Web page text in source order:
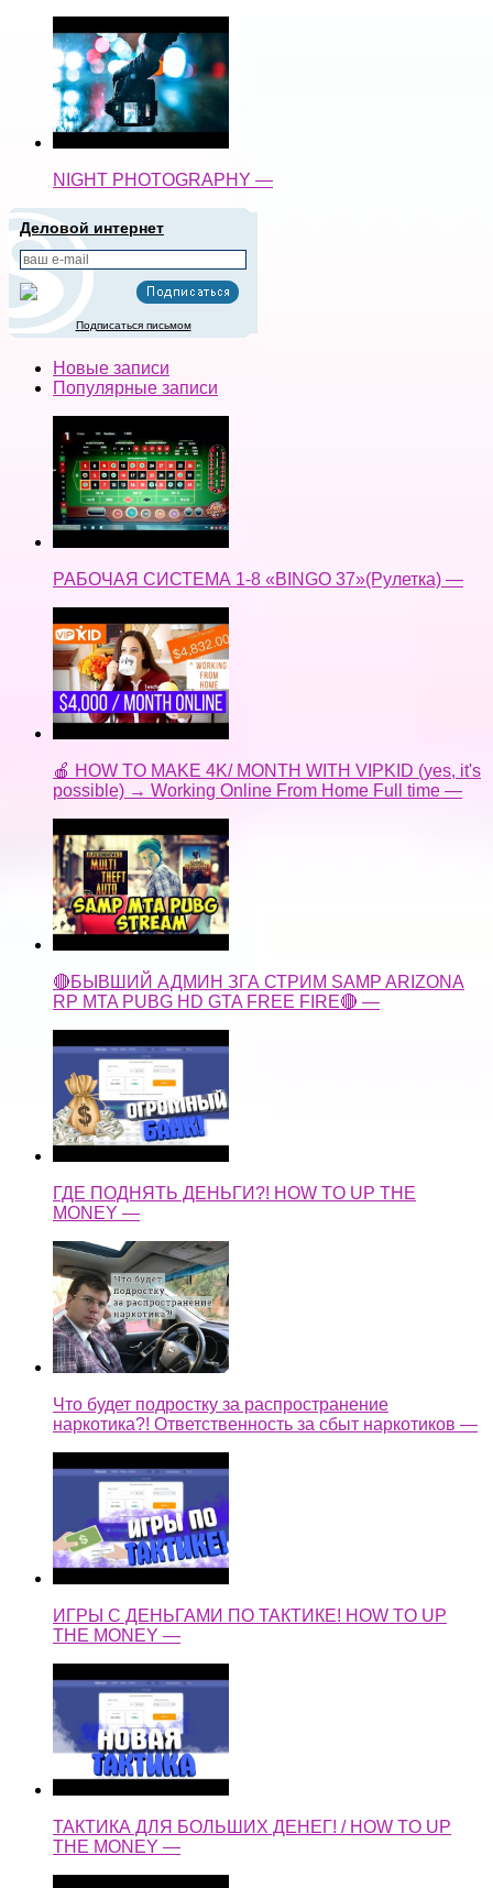
NIGHT PHOTOGRAPHY —
Деловой интернет
Подписаться письмом
Новые записи
Популярные записи
РАБОЧАЯ СИСТЕМА 1-8 «BINGO 37»(Рулетка) —
🍎 HOW TO MAKE 4K/ MONTH WITH VIPKID (yes, it's
possible) → Working Online From Home Full time —
🔴БЫВШИЙ АДМИН ЗГА СТРИМ SAMP ARIZONA
RP MTA PUBG HD GTA FREE FIRE🔴 —
ГДЕ ПОДНЯТЬ ДЕНЬГИ?! HOW TO UP THE
MONEY —
Что будет подростку за распространение
наркотика?! Ответственность за сбыт наркотиков —
ИГРЫ С ДЕНЬГАМИ ПО ТАКТИКЕ! HOW TO UP
THE MONEY —
ТАКТИКА ДЛЯ БОЛЬШИХ ДЕНЕГ! / HOW TO UP
THE MONEY —